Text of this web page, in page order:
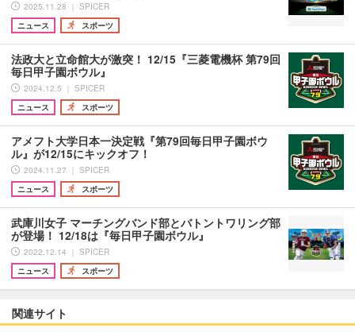
2025.11.28 ｜ SPICER
ニュース
スポーツ
法政大と立命館大が激突！ 12/15『三菱電機杯 第79回
毎日甲子園ボウル』
2024.12.5 ｜ SPICER
ニュース
スポーツ
アメフト大学日本一決定戦『第79回毎日甲子園ボウ
ル』が12/15にキックオフ！
2024.11.27 ｜ SPICER
ニュース
スポーツ
武庫川女子 マーチングバンド部とバトントワリング部
が登場！ 12/18は『毎日甲子園ボウル』
2022.12.14 ｜ SPICER
ニュース
スポーツ
関連サイト